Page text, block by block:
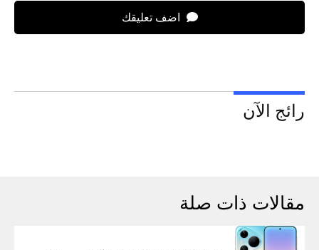
اضف تعليقك
رائج الآن
مقالات ذات صلة